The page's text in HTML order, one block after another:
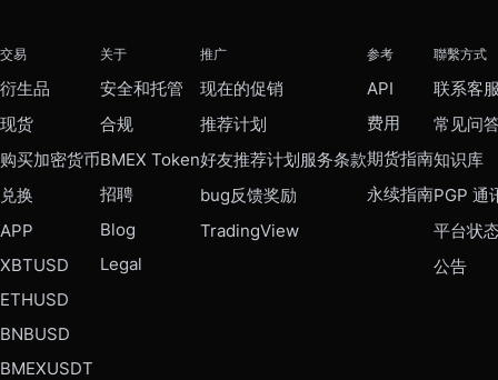
交易
衍生品
现货
购买加密货币
兑换
APP
XBTUSD
ETHUSD
BNBUSD
BMEXUSDT
关于
安全和托管
合规
BMEX Token
招聘
Blog
Legal
推广
现在的促销
推荐计划
好友推荐计划服务条款
bug反馈奖励
TradingView
参考
API
费用
期货指南
永续指南
聯繫方式
联系客
常见问
知识库
PGP 通
平台状
公告